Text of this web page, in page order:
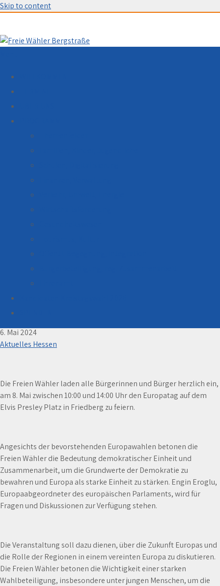
Skip to content
Die FREIEN WÄHLER laden ein zum Europatag in
Friedberg
6. Mai 2024
Aktuelles Hessen
Die Freien Wähler laden alle Bürgerinnen und Bürger herzlich ein,
am 8. Mai zwischen 10:00 und 14:00 Uhr den Europatag auf dem
Elvis Presley Platz in Friedberg zu feiern.
Angesichts der bevorstehenden Europawahlen betonen die
Freien Wähler die Bedeutung demokratischer Einheit und
Zusammenarbeit, um die Grundwerte der Demokratie zu
bewahren und Europa als starke Einheit zu stärken. Engin Eroglu,
Europaabgeordneter des europäischen Parlaments, wird für
Fragen und Diskussionen zur Verfügung stehen.
Die Veranstaltung soll dazu dienen, über die Zukunft Europas und
die Rolle der Regionen in einem vereinten Europa zu diskutieren.
Die Freien Wähler betonen die Wichtigkeit einer starken
Wahlbeteiligung, insbesondere unter jungen Menschen, um die